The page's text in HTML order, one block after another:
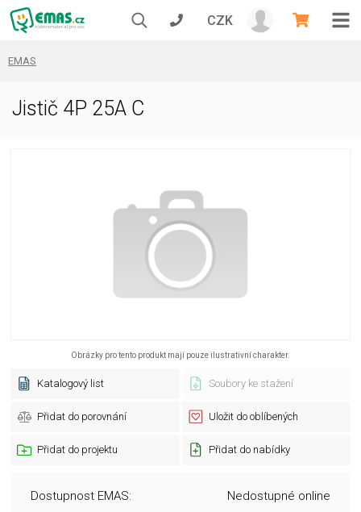
CZK
EMAS
Jistič 4P 25A C
Obrázky pro tento produkt mají pouze ilustrativní charakter.
Katalogový list Soubory ke stažení
Přidat do porovnání Uložit do oblíbených
Přidat do projektu Přidat do nabídky
Dostupnost EMAS: Nedostupné online